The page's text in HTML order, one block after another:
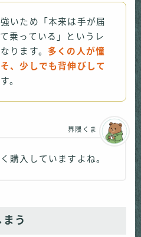
いため「本来は手が届
乗っている」というレ
ります。 多くの人が憧
、少しでも背伸びして
。
購入していますよね。
界隈くま
う